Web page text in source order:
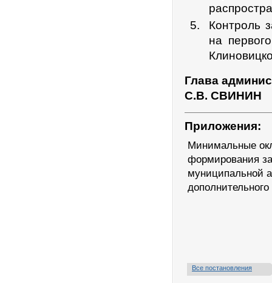
Контроль
на
Глава
С.В. СВИНИН
Приложения:
Минимальные
формирования
муниципальной
Все постановления